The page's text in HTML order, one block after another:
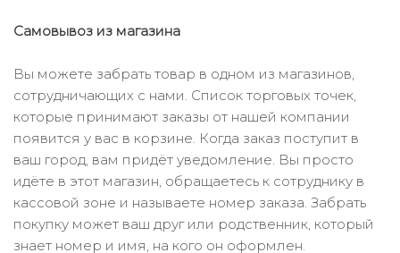
Самовывоз из магазина
Вы можете забрать товар в одном из магазинов,
сотрудничающих с нами. Список торговых точек,
которые принимают заказы от нашей компании
появится у вас в корзине. Когда заказ поступит в
ваш город, вам придёт уведомление. Вы просто
идёте в этот магазин, обращаетесь к сотруднику в
кассовой зоне и называете номер заказа. Забрать
покупку может ваш друг или родственник, который
знает номер и имя, на кого он оформлен.